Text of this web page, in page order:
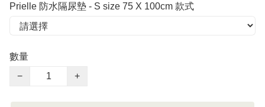
Prielle 防水隔尿墊 - S size 75 X 100cm 款式
數量
−
+